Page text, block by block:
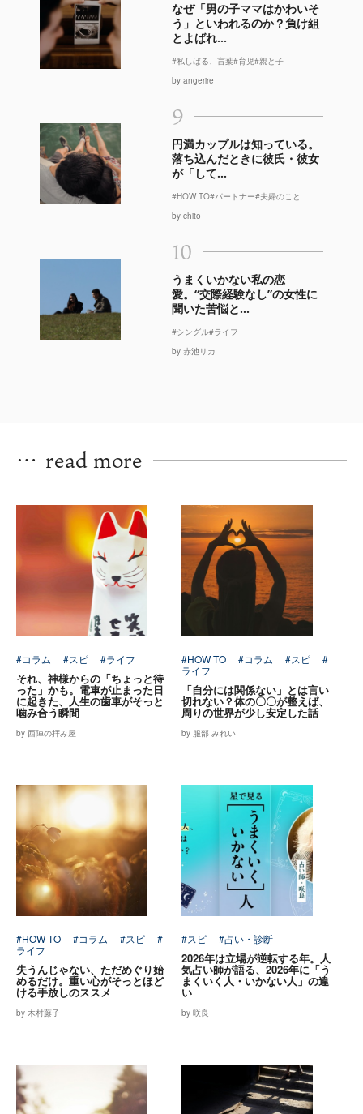
なぜ「男の子ママはかわいそ
う」といわれるのか？負け組
とよばれ...
#私しばる、言葉#育児#親と子
by angerire
9
円満カップルは知っている。
落ち込んだときに彼氏・彼女
が「して...
#HOW TO#パートナー#夫婦のこと
by chito
10
うまくいかない私の恋
愛。“交際経験なし”の女性に
聞いた苦悩と...
#シングル#ライフ
by 赤池リカ
… read more
#コラム #スピ #ライフ
それ、神様からの「ちょっと待
った」かも。電車が止まった日
に起きた、人生の歯車がそっと
噛み合う瞬間
by 西陣の拝み屋
#HOW TO #コラム #スピ
#
ライフ
「自分には関係ない」とは言い
切れない？体の〇〇が整えば、
周りの世界が少し安定した話
by 服部 みれい
#HOW TO #コラム #スピ
#
ライフ
失うんじゃない、ただめぐり始
めるだけ。重い心がそっとほど
ける手放しのススメ
by 木村藤子
#スピ #占い・診断
2026年は立場が逆転する年。人
気占い師が語る、2026年に「う
まくいく人・いかない人」の違
い
by 咲良